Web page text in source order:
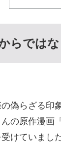
らではな
偽らざる印
の原作漫画
けていました